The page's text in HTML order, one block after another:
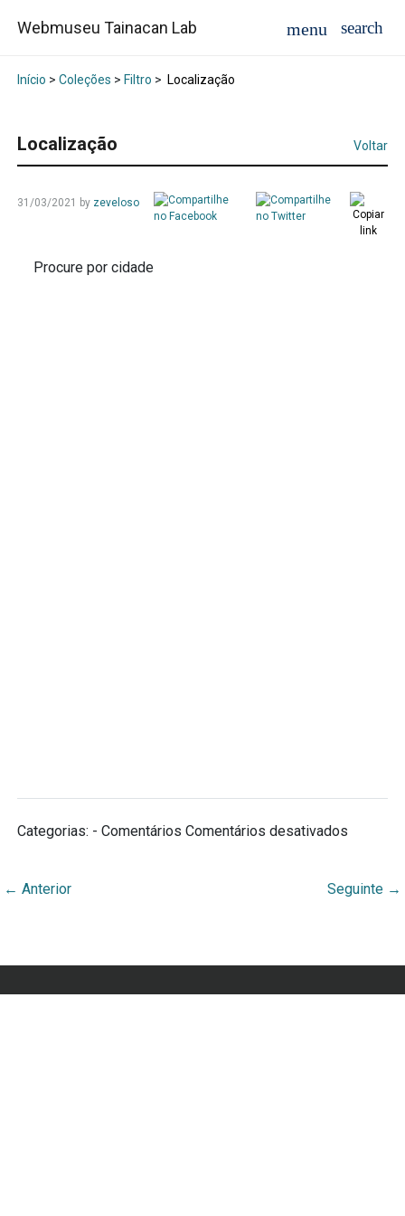
Webmuseu Tainacan Lab
Início > Coleções > Filtro > Localização
Localização Voltar
31/03/2021 by zeveloso
Procure por cidade
Categorias: - Comentários Comentários desativados
← Anterior Seguinte →